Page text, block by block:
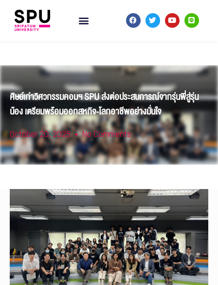
ศิษย์เก่าวิศวกรรมคอมฯ SPU ส่งต่อประสบการณ์จากรุ่นพี่สู่รุ่น
น้อง เตรียมพร้อมออกสหกิจ-โลกอาชีพอย่างมั่นใจ
October 20, 2025 No Comments